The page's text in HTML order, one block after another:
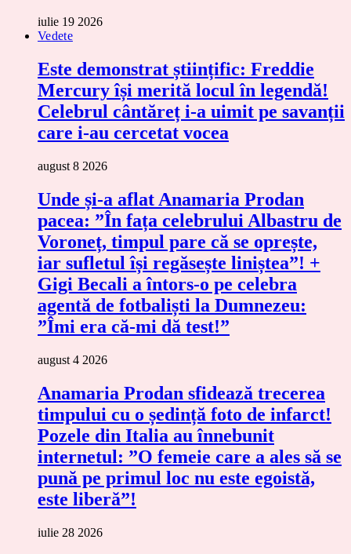
iulie 19 2026
Vedete
Este demonstrat științific: Freddie
Mercury își merită locul în legendă!
Celebrul cântăreț i-a uimit pe savanții
care i-au cercetat vocea
august 8 2026
Unde și-a aflat Anamaria Prodan
pacea: ”În fața celebrului Albastru de
Voroneț, timpul pare că se oprește,
iar sufletul își regăsește liniștea”! +
Gigi Becali a întors-o pe celebra
agentă de fotbaliști la Dumnezeu:
”Îmi era că-mi dă test!”
august 4 2026
Anamaria Prodan sfidează trecerea
timpului cu o ședință foto de infarct!
Pozele din Italia au înnebunit
internetul: ”O femeie care a ales să se
pună pe primul loc nu este egoistă,
este liberă”!
iulie 28 2026